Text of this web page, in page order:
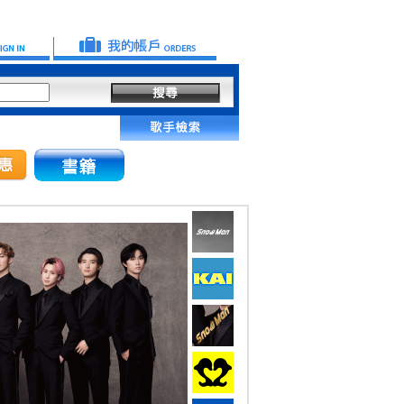
本公司不會以電話、簡訊或其他